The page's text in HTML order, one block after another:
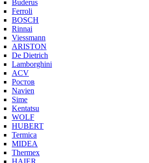
Buderus
Ferroli
BOSCH
Rinnai
Viessmann
ARISTON
De Dietrich
Lamborghini
ACV
Ростов
Navien
Sime
Kentatsu
WOLF
HUBERT
Termica
MIDEA
Thermex
HAIER